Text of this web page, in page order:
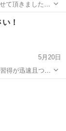
て頂きました。
スムーズに調整
！
5月20日
価